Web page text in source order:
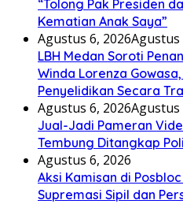
“Tolong Pak Presiden
Kematian Anak Saya”
Agustus 6, 2026Agustus
‎LBH Medan Soroti
Winda Lorenza
Penyelidikan Secara
Agustus 6, 2026Agustus
Jual-Jadi Pameran
Tembung Ditangkap
Agustus 6, 2026
Aksi Kamisan di
Supremasi Sipil dan